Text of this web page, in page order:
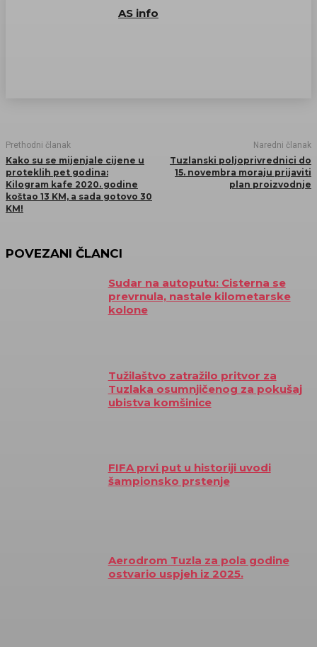
AS info
Prethodni članak
Kako su se mijenjale cijene u
proteklih pet godina:
Kilogram kafe 2020. godine
koštao 13 KM, a sada gotovo 30
KM!
Naredni članak
Tuzlanski poljoprivrednici do
15. novembra moraju prijaviti
plan proizvodnje
POVEZANI ČLANCI
Sudar na autoputu: Cisterna se
prevrnula, nastale kilometarske
kolone
Tužilaštvo zatražilo pritvor za
Tuzlaka osumnjičenog za pokušaj
ubistva komšinice
FIFA prvi put u historiji uvodi
šampionsko prstenje
Aerodrom Tuzla za pola godine
ostvario uspjeh iz 2025.